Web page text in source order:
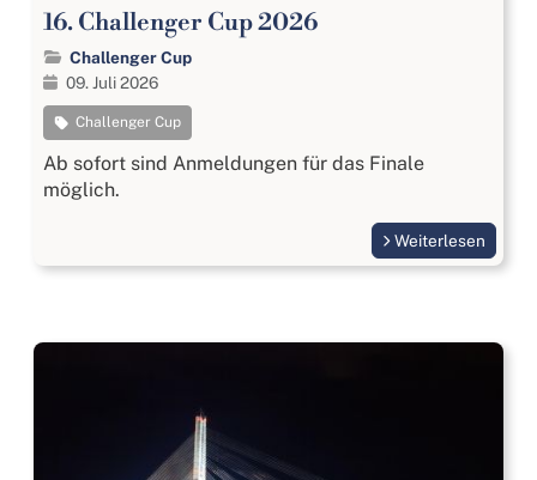
16. Challenger Cup 2026
Challenger Cup
09. Juli 2026
Challenger Cup
Ab sofort sind Anmeldungen für das Finale
möglich.
Weiterlesen